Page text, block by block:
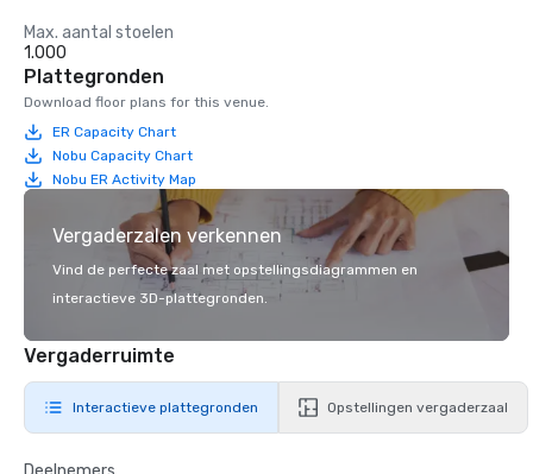
Max. aantal stoelen
1.000
Plattegronden
Download floor plans for this venue.
ER Capacity Chart
Nobu Capacity Chart
Nobu ER Activity Map
Vergaderzalen verkennen
Vind de perfecte zaal met opstellingsdiagrammen en
interactieve 3D-plattegronden.
Vergaderruimte
Interactieve plattegronden Opstellingen vergaderzaal